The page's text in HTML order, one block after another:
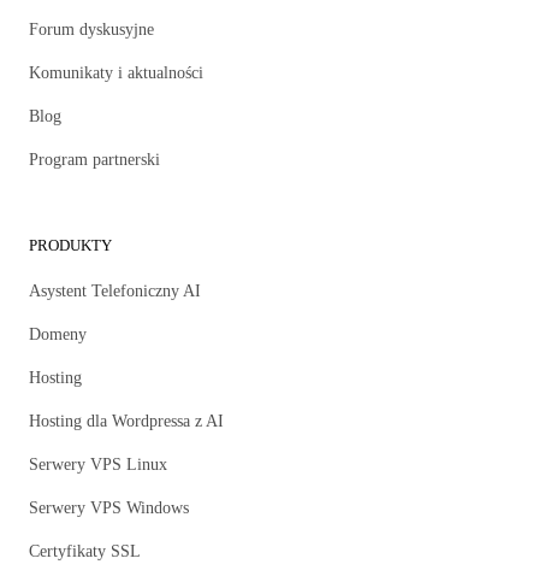
Forum dyskusyjne
Komunikaty i aktualności
Blog
Program partnerski
PRODUKTY
Asystent Telefoniczny AI
Domeny
Hosting
Hosting dla Wordpressa z AI
Serwery VPS Linux
Serwery VPS Windows
Certyfikaty SSL